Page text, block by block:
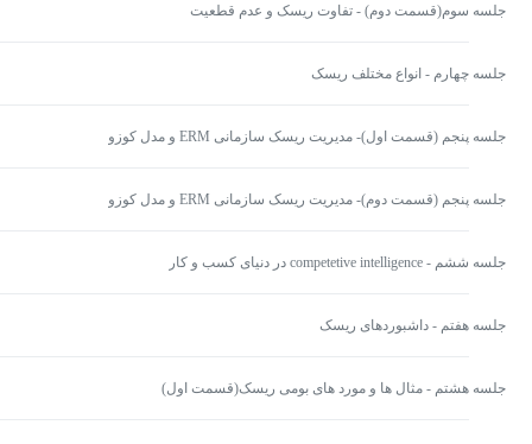
جلسه سوم(قسمت دوم) - تفاوت ریسک و عدم قطعیت
جلسه چهارم - انواع مختلف ریسک
جلسه پنجم (قسمت اول)- مدیریت ریسک سازمانی ERM و مدل کوزو
جلسه پنجم (قسمت دوم)- مدیریت ریسک سازمانی ERM و مدل کوزو
جلسه ششم - competetive intelligence در دنیای کسب و کار
جلسه هفتم - داشبوردهای ریسک
جلسه هشتم - مثال ها و مورد های بومی ریسک(قسمت اول)